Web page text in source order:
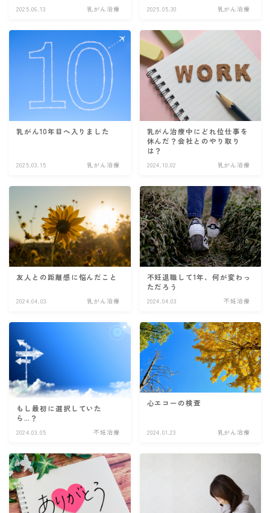
2025.06.13 乳がん治療 2025.05.30 乳がん治療
乳がん10年目へ入りました
2025.03.15 乳がん治療
乳がん治療中にどれ位仕事を
休んだ？会社とのやり取り
は？
2024.10.02 乳がん治療
友人との距離感に悩んだこと
2024.04.03 乳がん治療
不妊退職して1年、何が変わっ
ただろう
2024.04.03 不妊治療
もし最初に選択していた
ら…？
2024.03.05 不妊治療
心エコーの検査
2024.01.23 乳がん治療